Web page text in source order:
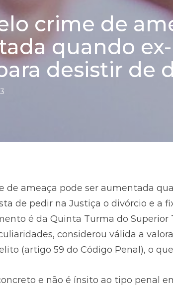
crime de
quando
desistir de
de ameaça pode ser aumentada
de pedir na Justiça o divórcio e a
é da Quinta Turma do Superior
considerou válida a
(artigo 59 do Código Penal), o
e não é ínsito ao tipo penal